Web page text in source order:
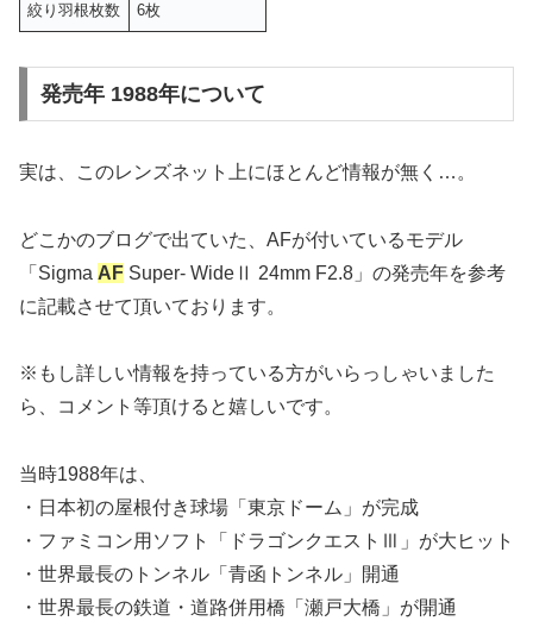
絞り羽根枚数 6枚
発売年 1988年について
実は、このレンズネット上にほとんど情報が無く…。
どこかのブログで出ていた、AFが付いているモデル
「Sigma AF Super- WideⅡ 24mm F2.8」の発売年を参考
に記載させて頂いております。
※もし詳しい情報を持っている方がいらっしゃいました
ら、コメント等頂けると嬉しいです。
当時1988年は、
・日本初の屋根付き球場「東京ドーム」が完成
・ファミコン用ソフト「ドラゴンクエストⅢ」が大ヒット
・世界最長のトンネル「青函トンネル」開通
・世界最長の鉄道・道路併用橋「瀬戸大橋」が開通